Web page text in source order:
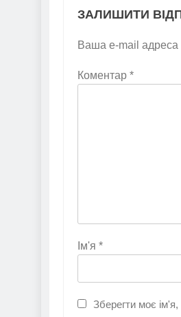
ЗАЛИШИТИ
Ваша e-mail
Коментар *
Ім'я *
Зберегти моє